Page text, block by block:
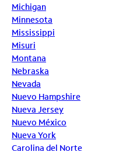
Michigan
Minnesota
Mississippi
Misuri
Montana
Nebraska
Nevada
Nuevo Hampshire
Nueva Jersey
Nuevo México
Nueva York
Carolina del Norte